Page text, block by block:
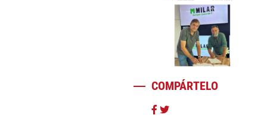
COMPÁRTELO